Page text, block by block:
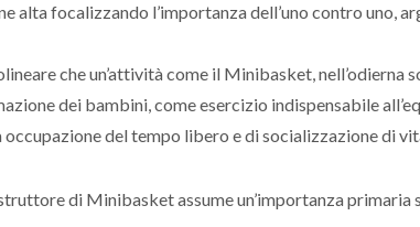
alta focalizzando l’importanza dell’uno contro uno,
che un’attività come il Minibasket, nell’odierna
dei bambini, come esercizio indispensabile
del tempo libero e di socializzazione di
di Minibasket assume un’importanza primaria